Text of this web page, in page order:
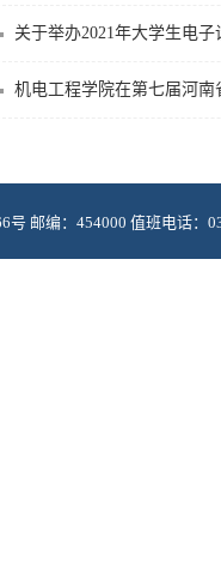
关于举办2021年大学生电
机电工程学院在第七届河
邮编：454000 值班电话：